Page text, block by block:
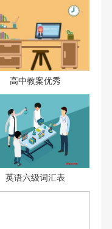
高中教案优秀
英语六级词汇表